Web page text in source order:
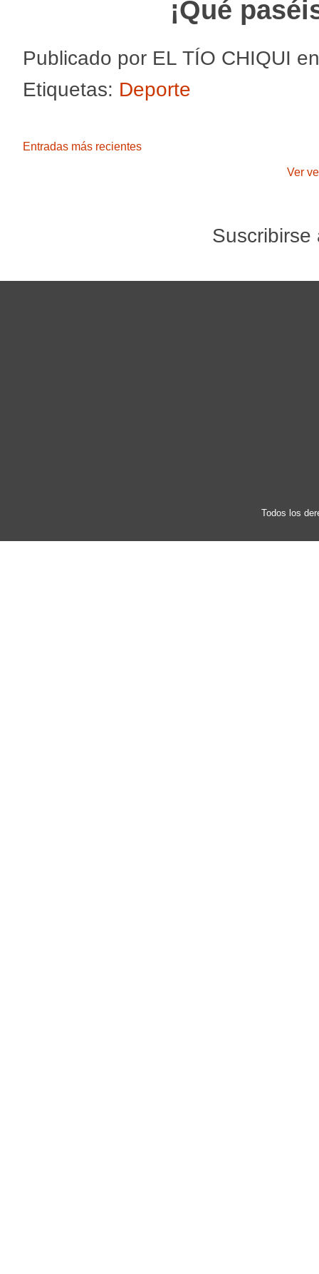
¡Qué
Publicado por EL TÍO CHIQUI
Etiquetas: Deporte
Entradas más recientes
Ver
Todos los